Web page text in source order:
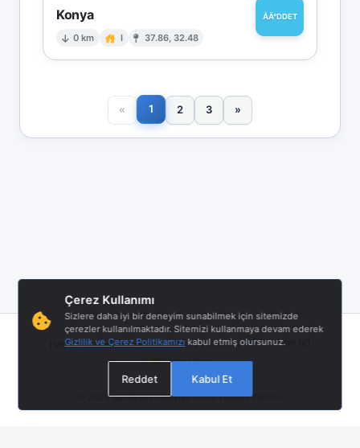
Konya
0 km I 37.86, 32.48
ÅÄ°DDET
« 1 2 3 »
Hakkımızda|Hizmet Åartları|Gizlilik Politikası |
Twitter (X)
Bize Ulaşın
© 2026sondepremler.net- Tüm Hakları Saklıdır.
Çerez Kullanımı
Sizlere daha iyi bir deneyim sunabilmek için sitemizde
çerezler kullanılmaktadır. Sitemizi kullanmaya devam ederek
Gizlilik ve Çerez Politikamızı kabul etmiş olursunuz.
Reddet Kabul Et